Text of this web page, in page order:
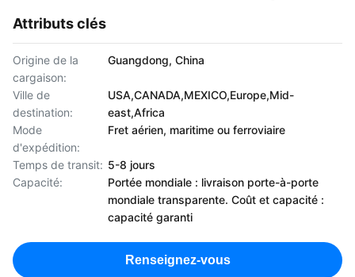
Attributs clés
Origine de la
cargaison:
Guangdong, China
Ville de
destination:
USA,CANADA,MEXICO,Europe,Mid-
east,Africa
Mode
d'expédition:
Fret aérien, maritime ou ferroviaire
Temps de transit: 5-8 jours
Capacité:
Portée mondiale : livraison porte-à-porte
mondiale transparente. Coût et capacité :
capacité garanti
Renseignez-vous